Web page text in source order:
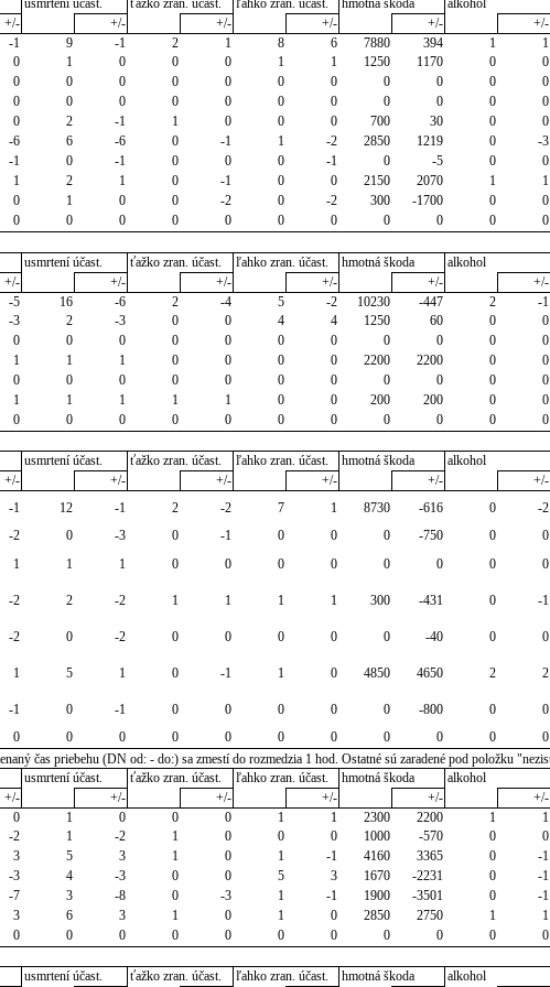
usmrtení účast. ťažko zran. účast. ľahko zran. účast. hmotná škoda alkohol
+/-
+/- +/- +/- +/- +/-
-1 9 -1 2 1 8 6 7880 394 1 1
0 1 0 0 0 1 1 1250 1170 0 0
0 0 0 0 0 0 0 0 0 0 0
0 0 0 0 0 0 0 0 0 0 0
0 2 -1 1 0 0 0 700 30 0 0
-6 6 -6 0 -1 1 -2 2850 1219 0 -3
-1 0 -1 0 0 0 -1 0 -5 0 0
1 2 1 0 -1 0 0 2150 2070 1 1
0 1 0 0 -2 0 -2 300 -1700 0 0
0 0 0 0 0 0 0 0 0 0 0
usmrtení účast. ťažko zran. účast. ľahko zran. účast. hmotná škoda alkohol
+/-
+/- +/- +/- +/- +/-
-5 16 -6 2 -4 5 -2 10230 -447 2 -1
-3 2 -3 0 0 4 4 1250 60 0 0
0 0 0 0 0 0 0 0 0 0 0
1 1 1 0 0 0 0 2200 2200 0 0
0 0 0 0 0 0 0 0 0 0 0
1 1 1 1 1 0 0 200 200 0 0
0 0 0 0 0 0 0 0 0 0 0
usmrtení účast. ťažko zran. účast. ľahko zran. účast. hmotná škoda alkohol
+/-
+/- +/- +/- +/- +/-
-1 12 -1 2 -2 7 1 8730 -616 0 -2
-2 0 -3 0 -1 0 0 0 -750 0 0
1 1 1 0 0 0 0 0 0 0 0
-2 2 -2 1 1 1 1 300 -431 0 -1
-2 0 -2 0 0 0 0 0 -40 0 0
1 5 1 0 -1 1 0 4850 4650 2 2
-1 0 -1 0 0 0 0 0 -800 0 0
0 0 0 0 0 0 0 0 0 0 0
čas priebehu (DN od: - do:) sa zmestí do rozmedzia 1 hod. Ostatné sú zaradené pod položku
usmrtení účast. ťažko zran. účast. ľahko zran. účast. hmotná škoda alkohol
+/-
+/- +/- +/- +/- +/-
0 1 0 0 0 1 1 2300 2200 1 1
-2 1 -2 1 0 0 0 1000 -570 0 0
3 5 3 1 0 1 -1 4160 3365 0 -1
-3 4 -3 0 0 5 3 1670 -2231 0 -1
-7 3 -8 0 -3 1 -1 1900 -3501 0 -1
3 6 3 1 0 1 0 2850 2750 1 1
0 0 0 0 0 0 0 0 0 0 0
usmrtení účast. ťažko zran. účast. ľahko zran. účast. hmotná škoda alkohol